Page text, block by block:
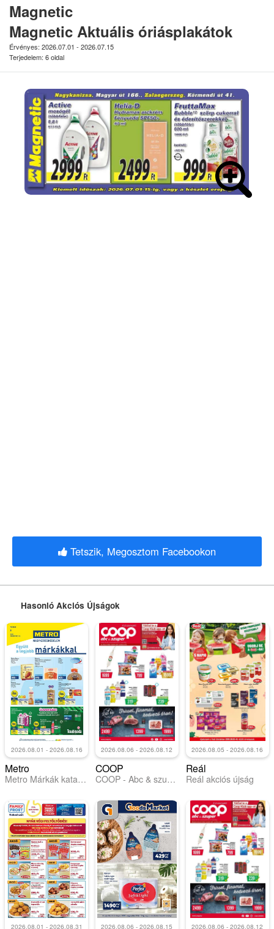
Magnetic
Magnetic Aktuális óriásplakátok
Érvényes: 2026.07.01 - 2026.07.15
Terjedelem: 6 oldal
Tetszik, Megosztom Facebookon
Hasonló Akciós Újságok
2026.08.01 - 2026.08.16
Metro
Metro Márkák katalógus 2026/08
2026.08.06 - 2026.08.12
COOP
COOP - Abc & szuper / Alföld Pro-Coop Zrt.
2026.08.05 - 2026.08.16
Reál
Reál akciós újság
2026.08.01 - 2026.08.31 2026.08.06 - 2026.08.15 2026.08.06 - 2026.08.12